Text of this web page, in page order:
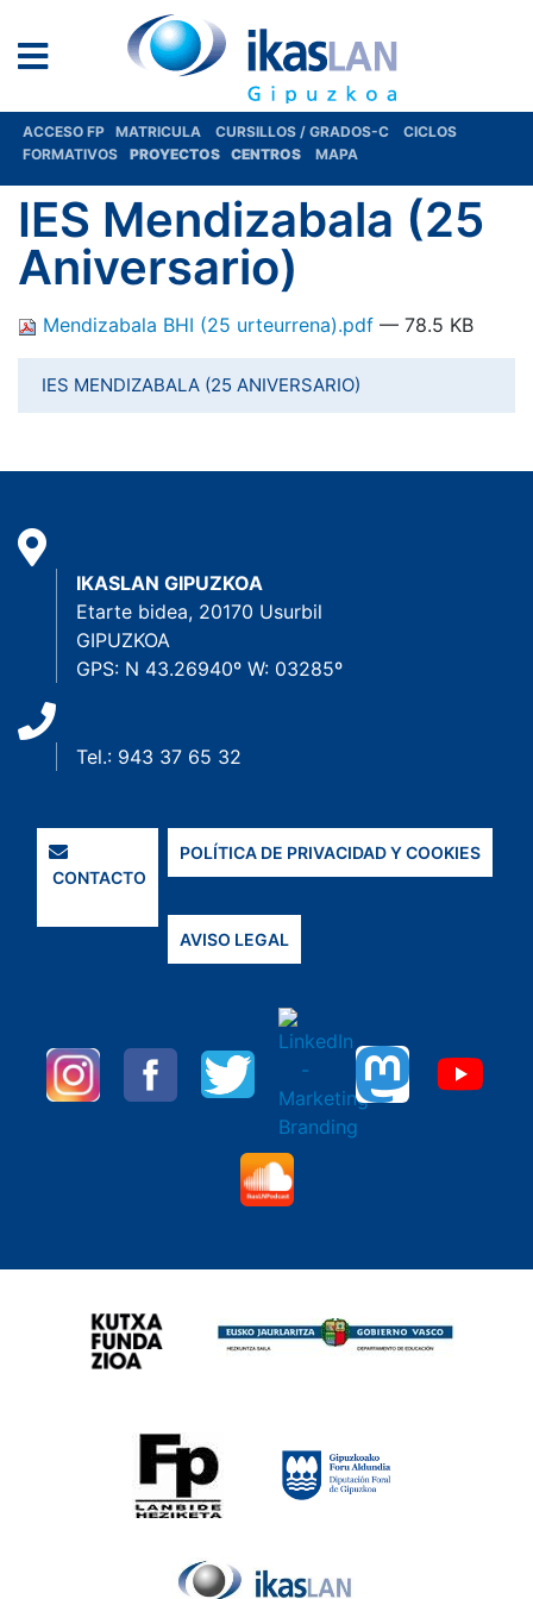
ACCESO FP MATRICULA CURSILLOS / GRADOS-C
CICLOS
FORMATIVOS
PROYECTOS CENTROS MAPA
IES Mendizabala (25
Aniversario)
Mendizabala BHI (25 urteurrena).pdf — 78.5 KB
IES MENDIZABALA (25 ANIVERSARIO)
IKASLAN GIPUZKOA
Etarte bidea, 20170 Usurbil
GIPUZKOA
GPS: N 43.26940º W: 03285º
Tel.: 943 37 65 32
CONTACTO
POLÍTICA DE PRIVACIDAD Y COOKIES
AVISO LEGAL